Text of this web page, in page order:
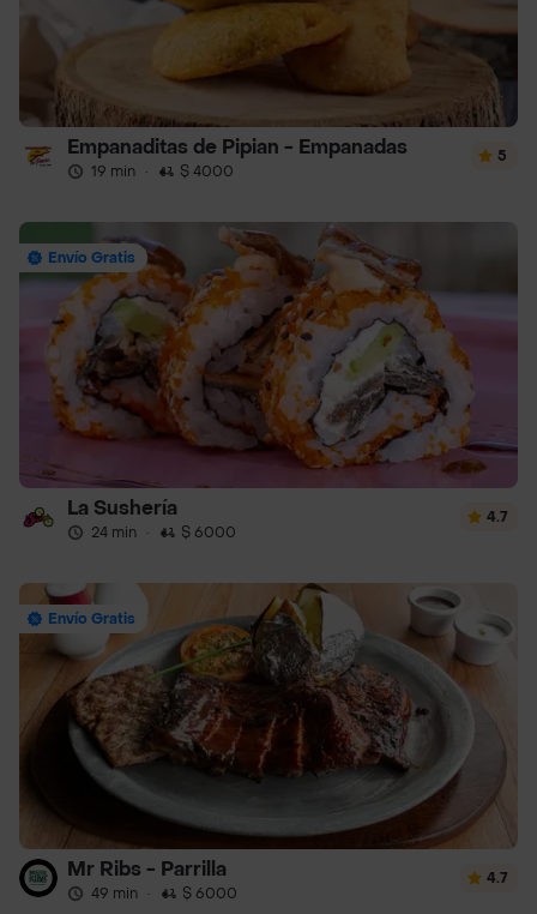
Empanaditas de Pipian - Empanadas
19 min · $ 4000
5
Envío Gratis
La Sushería
24 min · $ 6000
4.7
Envío Gratis
Mr Ribs - Parrilla
49 min · $ 6000
4.7